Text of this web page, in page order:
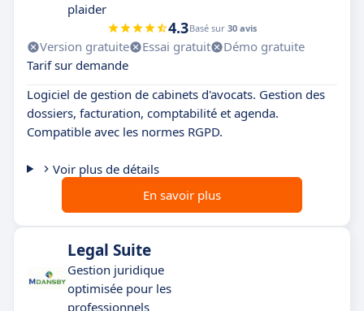
plaider
4.3Basé sur 30 avis
Version gratuite Essai gratuit
Démo gratuite
Tarif sur demande
Logiciel de gestion de cabinets d'avocats. Gestion des
dossiers, facturation, comptabilité et agenda.
Compatible avec les normes RGPD.
Voir plus de détails
En savoir plus
Legal Suite
Gestion juridique
optimisée pour les
professionnels